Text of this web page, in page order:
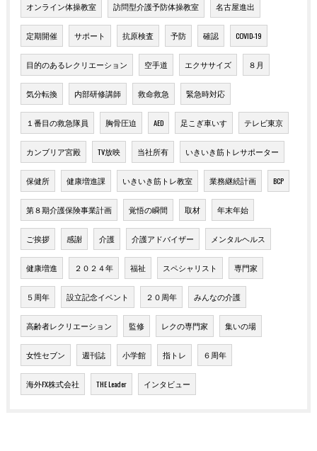
オンライン体操教室 訪問型介護予防体操教室 名古屋進出
定期開催 サポート 抗原検査 予防 確認 COVID-19
目的のあるレクリエーション 空手道 エクササイズ ８月
気分転換 内部研修講師 救命救急 緊急時対応
１番目の救急隊員 胸骨圧迫 AED 足こぎ車いす テレビ東京
カンブリア宮殿 TV放映 当社所有 いきいき筋トレサポーター
保健所 健康増進課 いきいき筋トレ教室 業務継続計画 BCP
第８期介護保険事業計画 覚悟の瞬間 取材 年末年始
ご挨拶 感謝 介護 介護アドバイザー メンタルヘルス
健康増進 ２０２４年 福祉 スペシャリスト 専門家
５周年 設立記念イベント ２０周年 みんなの介護
高齢者レクリエーション 監修 レクの専門家 集いの場
女性セブン 週刊誌 小学館 指トレ ６周年
海外FX株式会社 THE Leader インタビュー